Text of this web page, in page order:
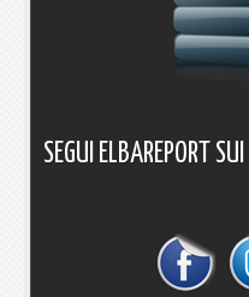
SEGUI ELBAREPORT SUI